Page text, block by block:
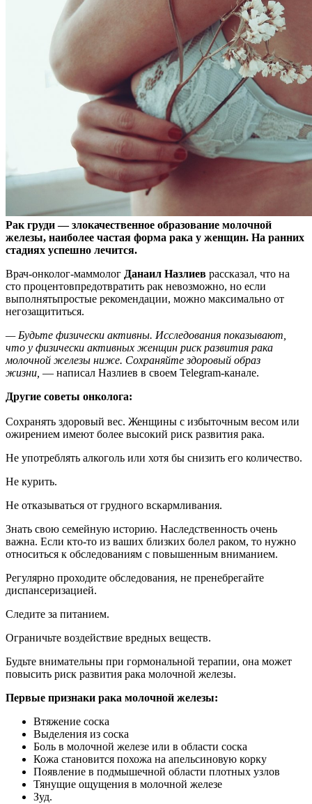
Рак груди — злокачественное образование молочной
железы, наиболее частая форма рака у женщин. На ранних
стадиях успешно лечится.
Врач-онколог-маммолог Данаил Назлиев рассказал, что на
сто процентовпредотвратить рак невозможно, но если
выполнятьпростые рекомендации, можно максимально от
негозащититься.
— Будьте физически активны. Исследования показывают,
что у физически активных женщин риск развития рака
молочной железы ниже. Сохраняйте здоровый образ
жизни, — написал Назлиев в своем Telegram-канале.
Другие советы онколога:
Сохранять здоровый вес. Женщины с избыточным весом или
ожирением имеют более высокий риск развития рака.
Не употреблять алкоголь или хотя бы снизить его количество.
Не курить.
Не отказываться от грудного вскармливания.
Знать свою семейную историю. Наследственность очень
важна. Если кто-то из ваших близких болел раком, то нужно
относиться к обследованиям с повышенным вниманием.
Регулярно проходите обследования, не пренебрегайте
диспансеризацией.
Следите за питанием.
Ограничьте воздействие вредных веществ.
Будьте внимательны при гормональной терапии, она может
повысить риск развития рака молочной железы.
Первые признаки рака молочной железы:
Втяжение соска
Выделения из соска
Боль в молочной железе или в области соска
Кожа становится похожа на апельсиновую корку
Появление в подмышечной области плотных узлов
Тянущие ощущения в молочной железе
Зуд.